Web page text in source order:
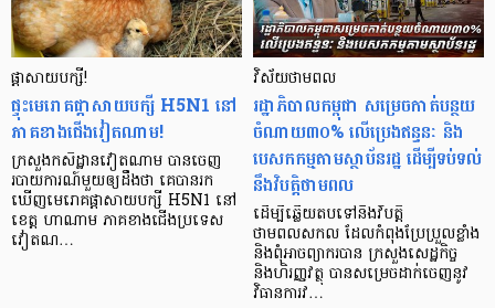
ផ្ដាសាយ​បក្សី!
ផ្ទុះ​មេរោគ​ផ្ដាសាយ​បក្សី H5N1 នៅ​
ភាគ​ខាងជើង​វៀតណាម!
ក្រសួង​កសិដ្ឋាន​វៀតណាម បាន​ចេញ​
របាយការណ៍​មួយ​ឲ្យ​ដឹង​ថា គេ​បាន​រក
ឃើញ​មេរោគ​ផ្ដាសាយ​បក្សី H5N1 នៅ​
ខេត្ត​ ហាណាម ភាគខាងជើង​ប្រទេស​
វៀតណ…
វិស័យ​ថាមពល
រដ្ឋាភិបាលកម្ពុជា សម្រេចកាត់បន្ថយ
ចំណាយ៣០% លើប្រេងឥន្ធនៈ និង
បេសកកម្មតាមស្ថាប័នរដ្ឋ ដើម្បីទប់ទល់
នឹងវិបត្តិថាមពល
ដើម្បីឆ្លើយតបទៅនឹងវិបត្តិ
ថាមពលសកល ដែលកំពុងប្រែប្រួលខ្លាំង
និងពុំអាចព្យាករបាន ក្រសួងសេដ្ឋកិច្ច
និងហិរញ្ញវត្ថុ បានសម្រេចដាក់ចេញនូវ
វិធានការវ…